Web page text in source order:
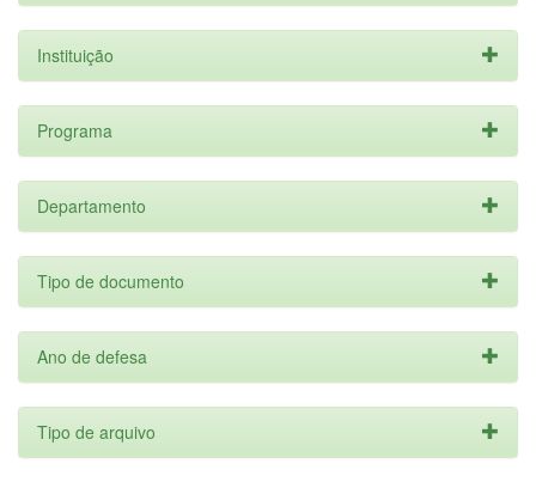
Instituição
Programa
Departamento
Tipo de documento
Ano de defesa
Tipo de arquivo